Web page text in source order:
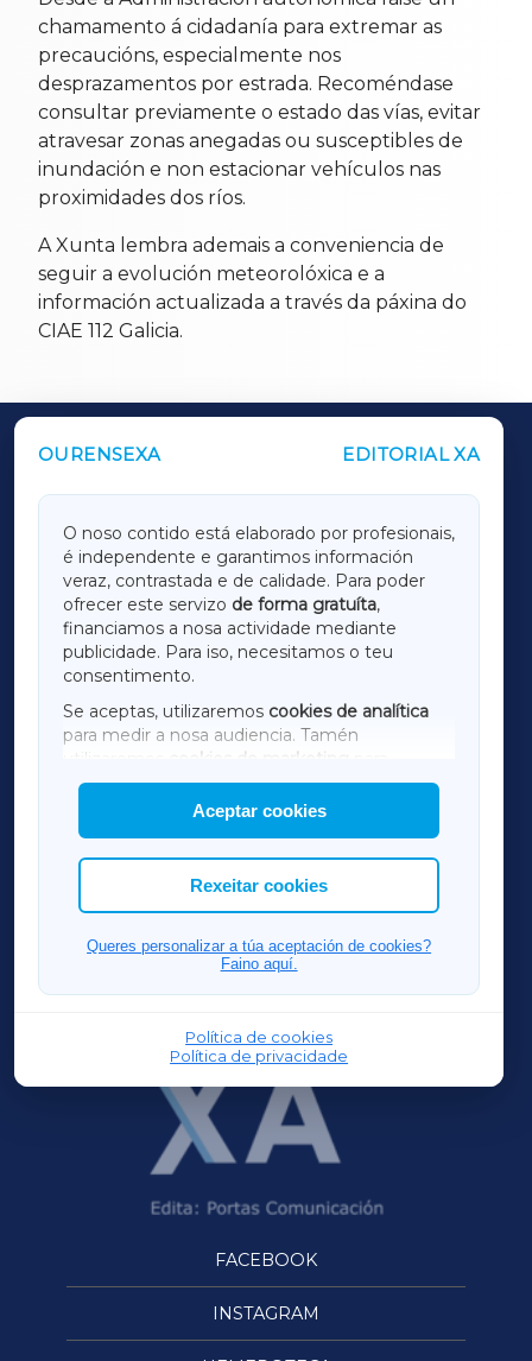
chamamento á cidadanía para extremar as
precaucións, especialmente nos
desprazamentos por estrada. Recoméndase
consultar previamente o estado das vías, evitar
atravesar zonas anegadas ou susceptibles de
inundación e non estacionar vehículos nas
proximidades dos ríos.
A Xunta lembra ademais a conveniencia de
seguir a evolución meteorolóxica e a
información actualizada a través da páxina do
CIAE 112 Galicia.
OURENSEXA EDITORIAL XA
O noso contido está elaborado por profesionais,
é independente e garantimos información
veraz, contrastada e de calidade. Para poder
ofrecer este servizo de forma gratuíta,
financiamos a nosa actividade mediante
publicidade. Para iso, necesitamos o teu
consentimento.
Se aceptas, utilizaremos cookies de analítica
para medir a nosa audiencia. Tamén
utilizaremos
cookies de marketing
mostrar publicidade de terceiros.
Así mesmo, podes personalizar a elección das
cookies que desexas permitir.
Aceptar cookies
Rexeitar cookies
Queres personalizar a túa aceptación de cookies?
Faino aquí.
Política de cookies
Política de privacidade
OUTROS PERIÓDICOS
LUGOXA
TERRACHAXA
AMARIÑAXA
RIBEIRASACRAXA
ACORUÑAXA
FERROLXA
OURENSEXA
FACEBOOK
INSTAGRAM